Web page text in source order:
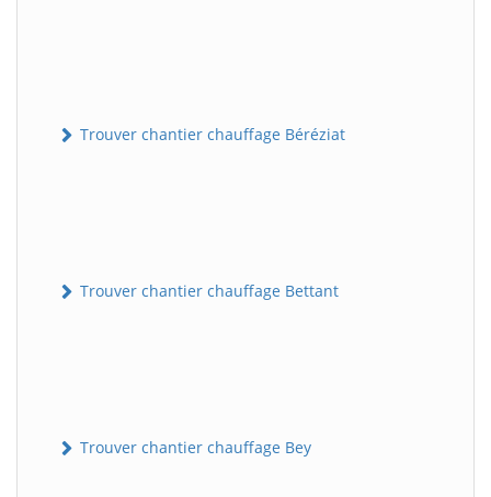
Trouver chantier chauffage Béréziat
Trouver chantier chauffage Bettant
Trouver chantier chauffage Bey